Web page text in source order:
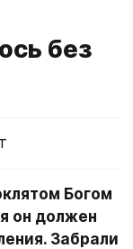
без
Богом
он должен
Забрали